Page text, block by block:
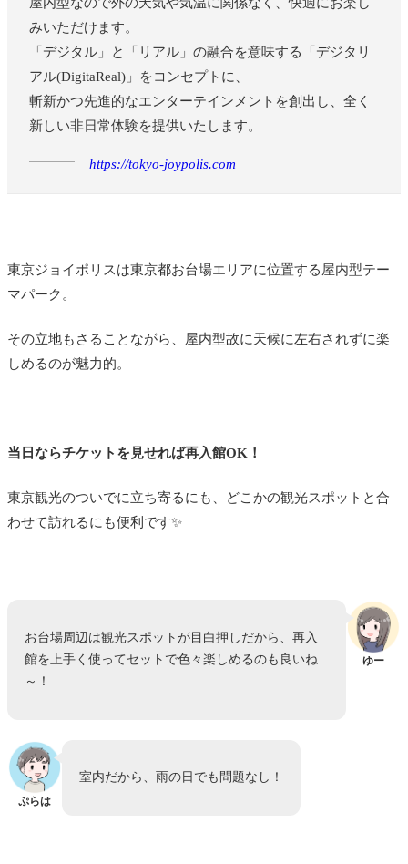
みいただけます。
「デジタル」と「リアル」の融合を意味する「デジタリ
アル(DigitaReal)」をコンセプトに、
斬新かつ先進的なエンターテインメントを創出し、全く
新しい非日常体験を提供いたします。
https://tokyo-joypolis.com
東京ジョイポリスは東京都お台場エリアに位置する屋内型テー
マパーク。
その立地もさることながら、屋内型故に天候に左右されずに楽
しめるのが魅力的。
当日ならチケットを見せれば再入館OK！
東京観光のついでに立ち寄るにも、どこかの観光スポットと合
わせて訪れるにも便利です✨
ゆー
お台場周辺は観光スポットが目白押しだから、再入
館を上手く使ってセットで色々楽しめるのも良いね
～！
ぷらは
室内だから、雨の日でも問題なし！